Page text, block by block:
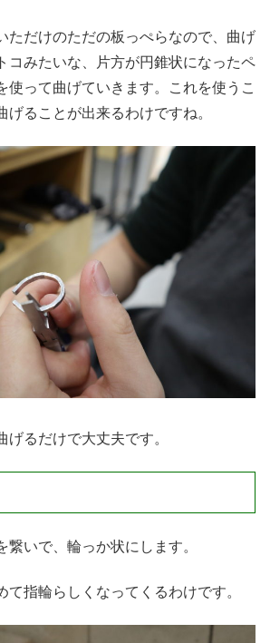
ただけのただの板っぺらなので、曲げ
コみたいな、片方が円錐状になったペ
使って曲げていきます。これを使うこ
げることが出来るわけですね。
げるだけで大丈夫です。
繋いで、輪っか状にします。
て指輪らしくなってくるわけです。